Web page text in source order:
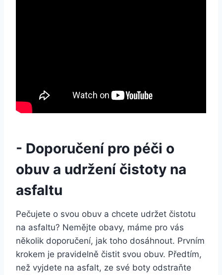
-​ Doporučení pro péči o
obuv a udržení čistoty na
asfaltu
Pečujete o svou obuv a chcete‌ udržet ‍čistotu
⁤na asfaltu? Nemějte obavy,‍ máme pro vás
několik doporučení, jak toho⁣ dosáhnout. Prvním
⁢krokem je⁣ pravidelně čistit svou obuv. Předtím,
než vyjdete na asfalt, ⁣ze své boty ⁤odstraňte